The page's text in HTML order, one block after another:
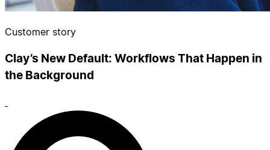
Customer story
Clay’s New Default: Workflows That Happen in
the Background